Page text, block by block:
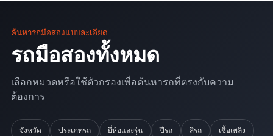
ค้นหารถมือสองแบบละเอียด
รถมือสองทั้งหมด
เลือกหมวดหรือใช้ตัวกรองเพื่อค้นหารถที่ตรงกับความ
ต้องการ
จังหวัด ประเภทรถ ยี่ห้อและรุ่น ปีรถ สีรถ เชื้อเพลิง